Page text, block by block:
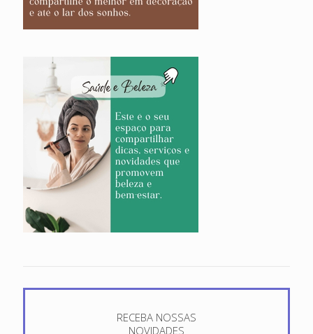
RECEBA NOSSAS
NOVIDADES